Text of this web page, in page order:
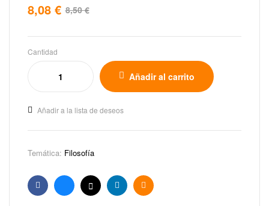
8,50€
8,08 €
Cantidad
Añadir al carrito
Añadir a la lista de deseos
Temática: Filosofía
FacebookBlueskyX LinkedinEmail